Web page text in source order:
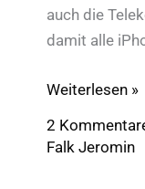
auch die
damit alle
iOS
bringt
Weiterlesen »
2
Falk Jeromin